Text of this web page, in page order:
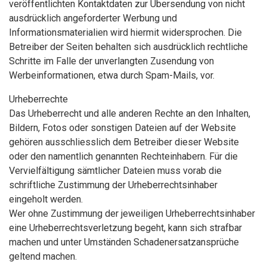
veröffentlichten Kontaktdaten zur Übersendung von nicht
ausdrücklich angeforderter Werbung und
Informationsmaterialien wird hiermit widersprochen. Die
Betreiber der Seiten behalten sich ausdrücklich rechtliche
Schritte im Falle der unverlangten Zusendung von
Werbeinformationen, etwa durch Spam-Mails, vor.
Urheberrechte
Das Urheberrecht und alle anderen Rechte an den Inhalten,
Bildern, Fotos oder sonstigen Dateien auf der Website
gehören ausschliesslich dem Betreiber dieser Website
oder den namentlich genannten Rechteinhabern. Für die
Vervielfältigung sämtlicher Dateien muss vorab die
schriftliche Zustimmung der Urheberrechtsinhaber
eingeholt werden.
Wer ohne Zustimmung der jeweiligen Urheberrechtsinhaber
eine Urheberrechtsverletzung begeht, kann sich strafbar
machen und unter Umständen Schadenersatzansprüche
geltend machen.